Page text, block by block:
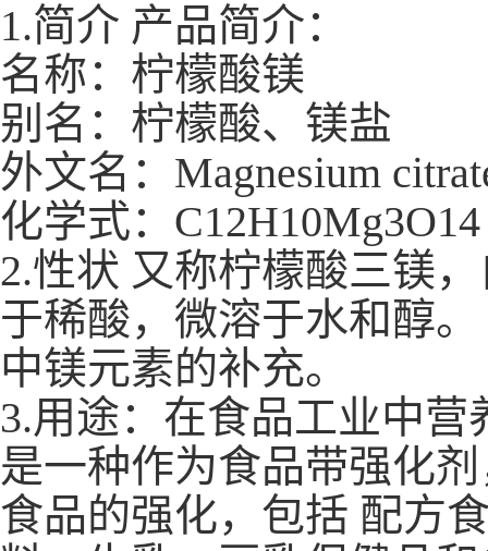
1.简介 产品简介：
名称：柠檬酸镁
别名：柠檬酸、镁盐
外文名：Magnesium
化学式：C12H10Mg3O14
2.性状 又称柠檬酸三镁
于稀酸，微溶于水和醇
中镁元素的补充。
3.用途：在食品工业中
是一种作为食品带强化
食品的强化，包括 配方